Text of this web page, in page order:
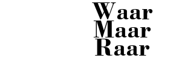
Waar
Maar
Raar